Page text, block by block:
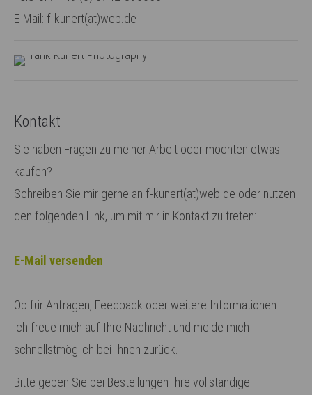
Register |Lost your password?
24h
We offer support for our customers
Mon - Fri 8:00am - 5:00pm
San Francisco, CA 94102
Have any questions?
+44 1234 567 890
E-Mail: f-kunert(at)web.de
Kontakt
Sie haben Fragen zu meiner Arbeit oder möchten etwas
kaufen?
Schreiben Sie mir gerne an f-kunert(at)web.de oder nutzen
den folgenden Link, um mit mir in Kontakt zu treten:
E-Mail versenden
Ob für Anfragen, Feedback oder weitere Informationen –
ich freue mich auf Ihre Nachricht und melde mich
schnellstmöglich bei Ihnen zurück.
Bitte geben Sie bei Bestellungen Ihre vollständige